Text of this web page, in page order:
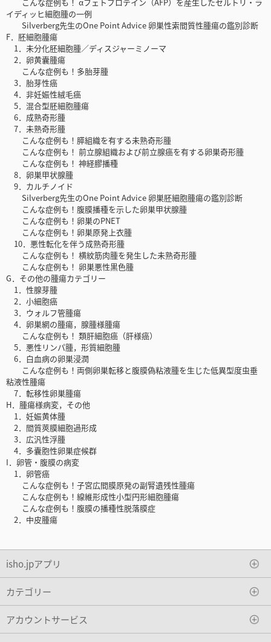
イディッヒ細胞腫の一例
Silverberg先生のOne Point Advice 卵巣性索間質性腫瘍の鑑別診断
F．胚細胞腫瘍
1．未分化胚細胞腫／ディスジャーミノーマ
2．卵黄囊腫瘍
こんな症例も！多胎芽腫
3．胎芽性癌
4．非妊娠性絨毛癌
5．混合型胚細胞腫瘍
6．成熟奇形腫
7．未熟奇形腫
こんな症例も！膵組織を有する未熟奇形腫
こんな症例も！ 前立腺組織および前立腺癌を有する卵巣奇形腫
こんな症例も！ 神経膠播種
8．卵巣甲状腺腫
9．カルチノイド
Silverberg先生のOne Point Advice 卵巣胚細胞腫瘍の鑑別診断
こんな症例も！腹膜播種を示した卵巣甲状腺腫
こんな症例も！卵巣のPNET
こんな症例も！卵巣原発上衣腫
10．悪性転化を伴う成熟奇形腫
こんな症例も！ 横紋筋肉腫を発生した未熟奇形腫
こんな症例も！ 卵巣悪性黒色腫
G．その他の腫瘍カテゴリー
1．性腺芽腫
2．小細胞癌
3．ウォルフ管腫瘍
4．卵巣網の腫瘍，腺腫様腫瘍
こんな症例も！ 類肝細胞癌（肝様癌）
5．悪性リンパ腫，形質細胞腫
6．白血病の卵巣浸潤
こんな症例も！両側卵巣転移と腹膜偽粘液腫を生じた低異型度虫垂
粘液性腫瘍
7．転移性卵巣腫瘍
H．腫瘍様病変，その他
1．妊娠黄体腫
2．間質莢膜細胞過形成
3．広汎性浮腫
4．多囊胞性卵巣症候群
I．卵管・腹膜の病変
1．卵管癌
こんな症例も！子宮広間膜原発の副腎遺残性腫瘍
こんな症例も！線維形成性小型円形細胞腫瘍
こんな症例も！腹膜の播種性脱落膜症
2．中皮腫瘍
isho.jpアプリ
カテゴリー
アカウントサービス